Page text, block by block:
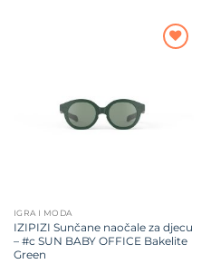
IGRA I MODA
IZIPIZI Sunčane naočale za djecu
– #c SUN BABY OFFICE Bakelite
Green